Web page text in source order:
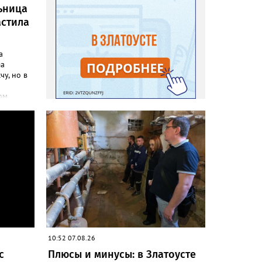
но в
своим
10:52 07.08.26
Плюсы и минусы: в Златоусте